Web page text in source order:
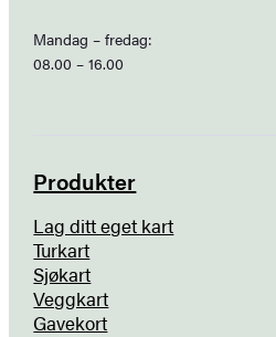
Mandag – fredag:
08.00 – 16.00
Produkter
Lag ditt eget kart
Turkart
Sjøkart
Veggkart
Gavekort